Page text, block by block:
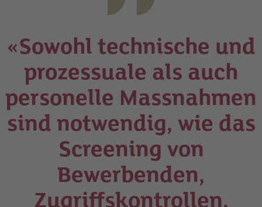
«Sowohl technische und
prozessuale als auch
personelle Massnahmen
sind notwendig, wie das
Screening von
Bewerbenden,
Zugriffskontrollen,